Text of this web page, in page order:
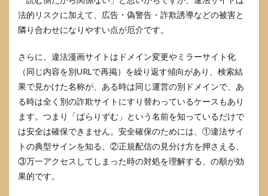
クレ
カや
ログ
イン
場合
の対
5
りず
むの
代わ
りに
使え
る合
法的リスクに加えて、広告・偽警告・詐欺誘導などの被害と
隣り合わせになりやすい点が厄介です。
さらに、違法漫画サイトはドメイン変更やミラーサイト化
（同じ内容を別URLで再掲）を繰り返す傾向があり、検索結
果で見かけた名称が、ある時は同じ運営の別ドメインで、あ
る時は全く別の詐欺サイトにすり替わっているケースもあり
ます。つまり「ぱらりずむ」という名前を知っているだけで
は安全は確保できません。安全確保のためには、①違法サイ
トの典型サインを知る、②正規配信の見分け方を押さえる、
③万一アクセスしてしまった時の対処を理解する、の順が効
果的です。